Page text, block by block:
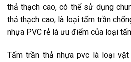
thả thạch cao, có thể sử dụng
thả thạch cao, là loại tấm trần
nhựa PVC rẻ là ưu điểm của loại
Tấm trần thả nhựa pvc là loại vật